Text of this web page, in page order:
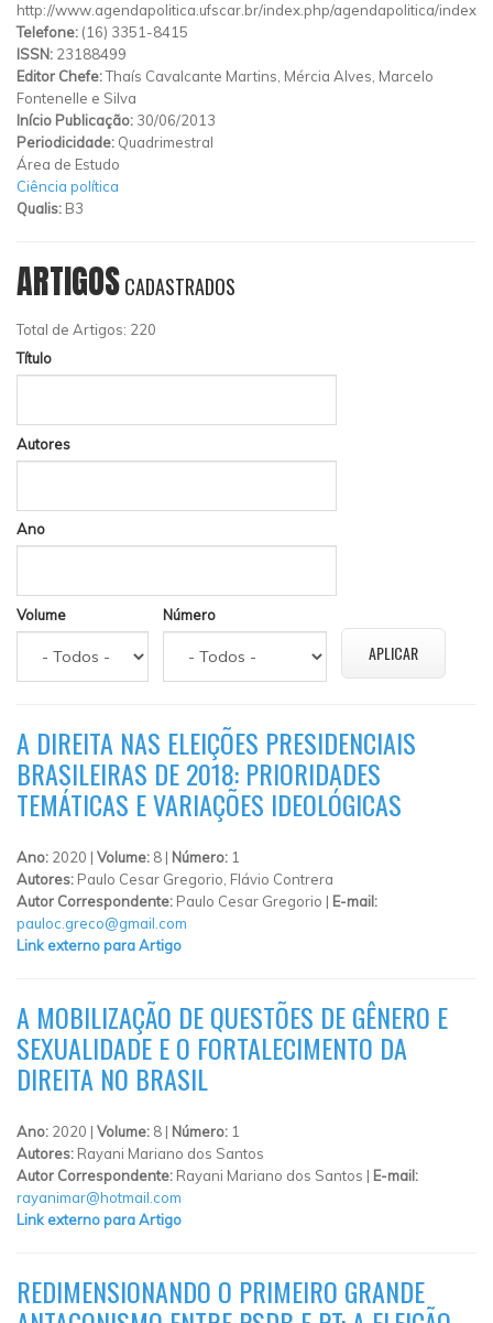
http://www.agendapolitica.ufscar.br/index.php/agendapolitica/index
Telefone: (16) 3351-8415
ISSN: 23188499
Editor Chefe:Thaís Cavalcante Martins, Mércia Alves, Marcelo
Fontenelle e Silva
Início Publicação: 30/06/2013
Periodicidade: Quadrimestral
Área de Estudo
Ciência política
Qualis: B3
ARTIGOSCADASTRADOS
Total de Artigos: 220
Título
Autores
Ano
Volume Número
A DIREITA NAS ELEIÇÕES PRESIDENCIAIS
BRASILEIRAS DE 2018: PRIORIDADES
TEMÁTICAS E VARIAÇÕES IDEOLÓGICAS
Ano: 2020 | Volume: 8 | Número: 1
Autores: Paulo Cesar Gregorio, Flávio Contrera
Autor Correspondente: Paulo Cesar Gregorio | E-mail:
pauloc.greco@gmail.com
Link externo para Artigo
A MOBILIZAÇÃO DE QUESTÕES DE GÊNERO E
SEXUALIDADE E O FORTALECIMENTO DA
DIREITA NO BRASIL
Ano: 2020 | Volume: 8 | Número: 1
Autores: Rayani Mariano dos Santos
Autor Correspondente: Rayani Mariano dos Santos | E-mail:
rayanimar@hotmail.com
Link externo para Artigo
REDIMENSIONANDO O PRIMEIRO GRANDE